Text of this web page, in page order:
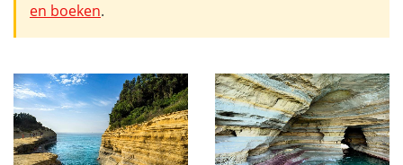
en boeken.